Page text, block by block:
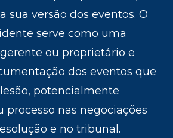
sua versão dos eventos. O
serve como uma
ou proprietário e
dos eventos que
potencialmente
processo nas negociações
e no tribunal.